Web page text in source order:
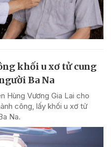
khối u xơ tử cung
Ba Na
Hùng Vương Gia Lai cho
công, lấy khối u xơ tử
Na.